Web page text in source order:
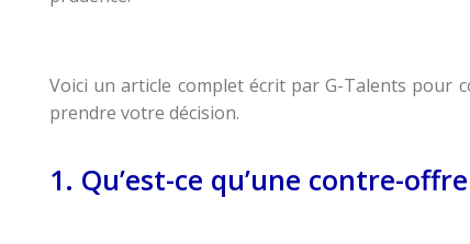
Voici un article complet écrit par G-Talents pour
prendre votre décision.
1. Qu’est-ce qu’une contre-